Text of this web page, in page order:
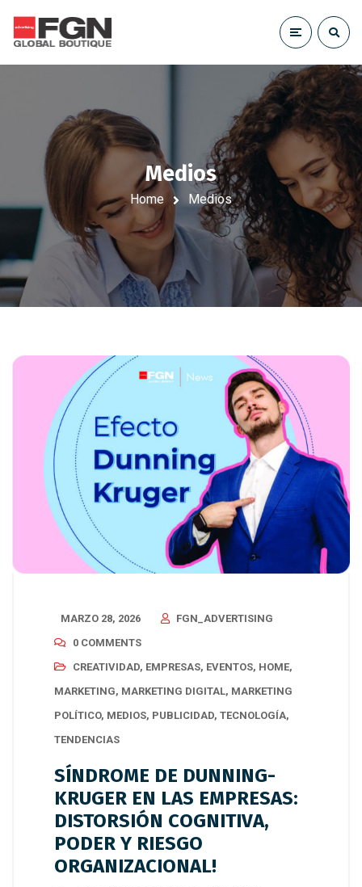
Medios
Home Medios
MARZO 28, 2026
FGN_ADVERTISING
0 COMMENTS
CREATIVIDAD, EMPRESAS, EVENTOS, HOME,
MARKETING, MARKETING DIGITAL, MARKETING
POLÍTICO, MEDIOS, PUBLICIDAD, TECNOLOGÍA,
TENDENCIAS
SÍNDROME DE DUNNING-
KRUGER EN LAS EMPRESAS:
DISTORSIÓN COGNITIVA,
PODER Y RIESGO
ORGANIZACIONAL!